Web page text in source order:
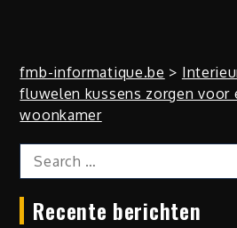
fmb-informatique.be >
fluwelen kussens zorgen voor
woonkamer
Search
for:
Recente berichten